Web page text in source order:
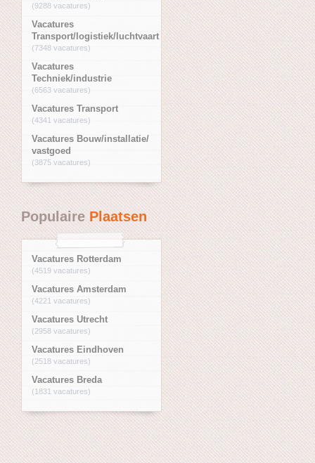
(9288 vacatures)
Vacatures
Transport/logistiek/luchtvaart
(7348 vacatures)
Vacatures
Techniek/industrie
(6563 vacatures)
Vacatures Transport
(4341 vacatures)
Vacatures Bouw/installatie/
vastgoed
(3875 vacatures)
PopulairePlaatsen
Vacatures Rotterdam
(4519 vacatures)
Vacatures Amsterdam
(4221 vacatures)
Vacatures Utrecht
(2958 vacatures)
Vacatures Eindhoven
(2518 vacatures)
Vacatures Breda
(1831 vacatures)